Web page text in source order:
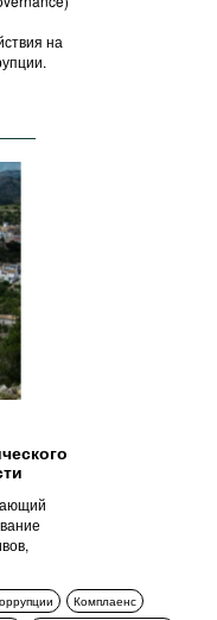
на
Комплаенс